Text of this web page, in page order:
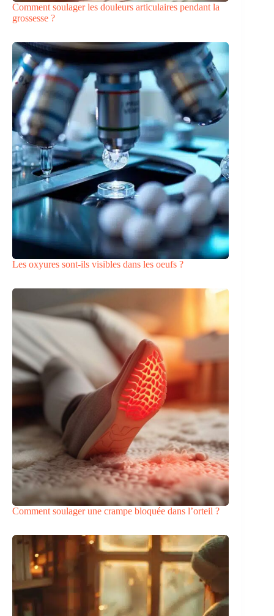
Comment soulager les douleurs articulaires pendant la
grossesse ?
Les oxyures sont-ils visibles dans les oeufs ?
Comment soulager une crampe bloquée dans l’orteil ?